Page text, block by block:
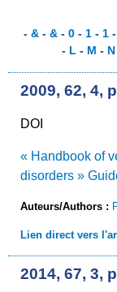
- &- &- 0- 1- 1-
- L - M - N
2009, 62, 4,
DOI
« Handbook of
disorders »
Auteurs/Authors :
Lien direct vers
2014, 67, 3,